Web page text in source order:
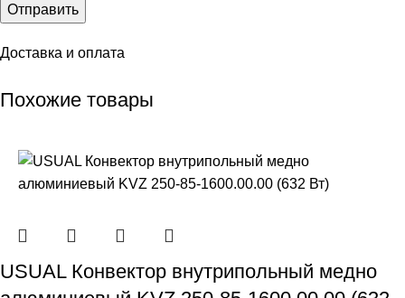
Доставка и оплата
Похожие товары
USUAL Конвектор внутрипольный медно